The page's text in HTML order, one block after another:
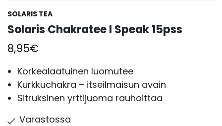
SOLARIS TEA
Solaris Chakratee I Speak 15pss
8,95€
Korkealaatuinen luomutee
Kurkkuchakra – itseilmaisun avain
Sitruksinen yrttijuoma rauhoittaa
Varastossa